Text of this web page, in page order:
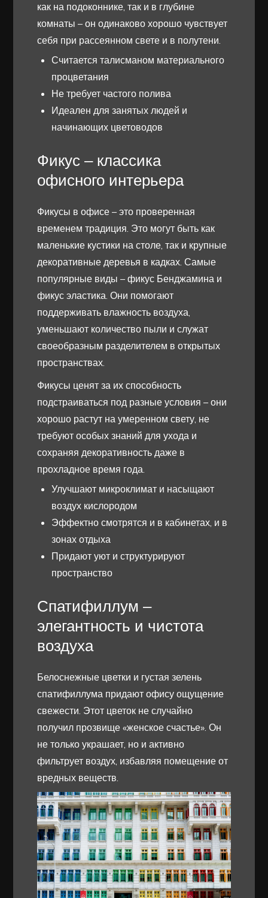
как на подоконнике, так и в глубине
комнаты – он одинаково хорошо чувствует
себя при рассеянном свете и в полутени.
Считается талисманом материального
процветания
Не требует частого полива
Идеален для занятых людей и
начинающих цветоводов
Фикус – классика
офисного интерьера
Фикусы в офисе – это проверенная
временем традиция. Это могут быть как
маленькие кустики на столе, так и крупные
декоративные деревья в кадках. Самые
популярные виды – фикус Бенджамина и
фикус эластика. Они помогают
поддерживать влажность воздуха,
уменьшают количество пыли и служат
своеобразным разделителем в открытых
пространствах.
Фикусы ценят за их способность
подстраиваться под разные условия – они
хорошо растут на умеренном свету, не
требуют особых знаний для ухода и
сохраняя декоративность даже в
прохладное время года.
Улучшают микроклимат и насыщают
воздух кислородом
Эффектно смотрятся и в кабинетах, и в
зонах отдыха
Придают уют и структурируют
пространство
Спатифиллум –
элегантность и чистота
воздуха
Белоснежные цветки и густая зелень
спатифиллума придают офису ощущение
свежести. Этот цветок не случайно
получил прозвище «женское счастье». Он
не только украшает, но и активно
фильтрует воздух, избавляя помещение от
вредных веществ.